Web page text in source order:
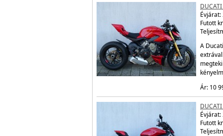
DUCATI
Évjárat:
Futott
A
Ár: 10
Évjárat:
Futott